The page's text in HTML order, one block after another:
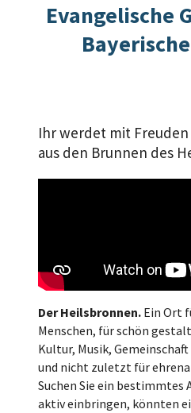
Evangelische
Ihr werdet mit Freuden
aus den Brunnen des
Der Heilsbronnen. Ein Ort
Menschen, für schön
Kultur, Musik,
und nicht zuletzt für
Suchen Sie ein bestimmtes
aktiv einbringen, könnten